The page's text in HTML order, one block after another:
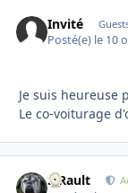
Invité
Posté(e) le 10
Je suis heureuse
Le co-voiturage
S.Rault